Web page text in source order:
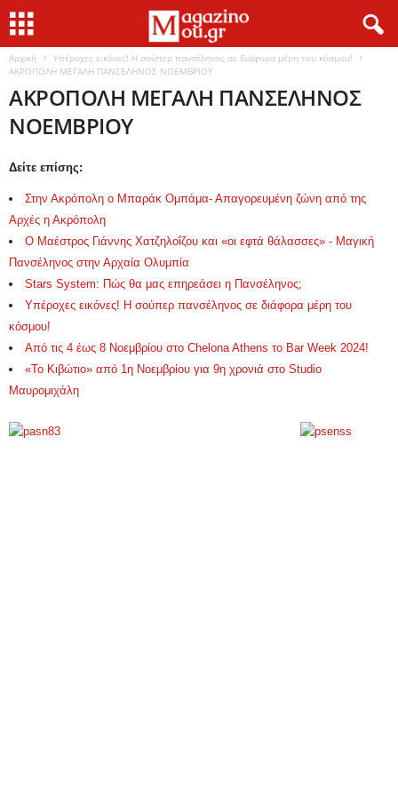
Αρχική
Υπέροχες εικόνες! Η σούπερ πανσέληνος σε διάφορα μέρη του κόσμου!
ΑΚΡΟΠΟΛΗ ΜΕΓΑΛΗ ΠΑΝΣΕΛΗΝΟΣ ΝΟΕΜΒΡΙΟΥ
ΑΚΡΟΠΟΛΗ ΜΕΓΑΛΗ ΠΑΝΣΕΛΗΝΟΣ
ΝΟΕΜΒΡΙΟΥ
Δείτε επίσης:
Στην Ακρόπολη ο Μπαράκ Ομπάμα- Απαγορευμένη ζώνη από της
Αρχές η Ακρόπολη
O Μαέστρος Γιάννης Χατζηλοΐζου και «οι εφτά θάλασσες» - Μαγική
Πανσέληνος στην Αρχαία Ολυμπία
Stars System: Πώς θα μας επηρεάσει η Πανσέληνος;
Υπέροχες εικόνες! Η σούπερ πανσέληνος σε διάφορα μέρη του
κόσμου!
Από τις 4 έως 8 Νοεμβρίου στο Chelona Athens το Bar Week 2024!
«Το Κιβώτιο» από 1η Νοεμβρίου για 9η χρονιά στο Studio
Μαυρομιχάλη